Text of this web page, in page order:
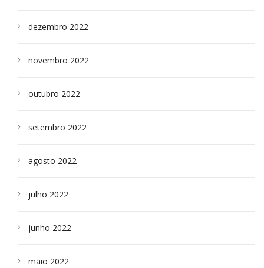
dezembro 2022
novembro 2022
outubro 2022
setembro 2022
agosto 2022
julho 2022
junho 2022
maio 2022